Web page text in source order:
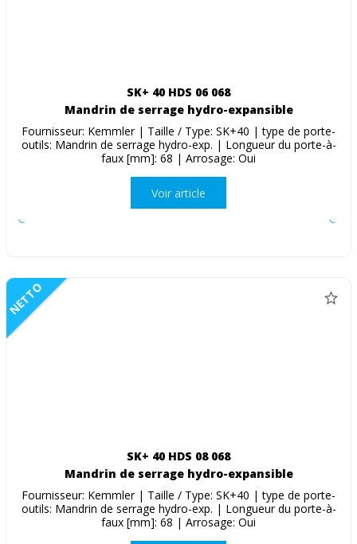
SK+ 40 HDS 06 068
Mandrin de serrage hydro-expansible
Fournisseur: Kemmler | Taille / Type: SK+40 | type de porte-
outils: Mandrin de serrage hydro-exp. | Longueur du porte-à-
faux [mm]: 68 | Arrosage: Oui
Voir article
NETTO
SK+ 40 HDS 08 068
Mandrin de serrage hydro-expansible
Fournisseur: Kemmler | Taille / Type: SK+40 | type de porte-
outils: Mandrin de serrage hydro-exp. | Longueur du porte-à-
faux [mm]: 68 | Arrosage: Oui